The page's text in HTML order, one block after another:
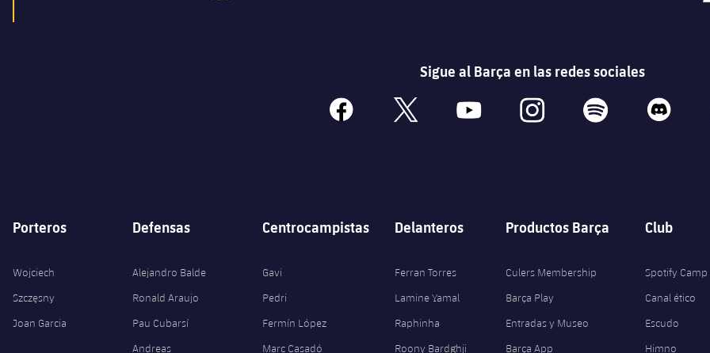
Sigue al Barça en las redes sociales
facebook x youtube instagram spotify discord
Porteros
Wojciech
Szczęsny
Joan Garcia
Defensas
Alejandro Balde
Ronald Araujo
Pau Cubarsí
Andreas
Centrocampistas
Gavi
Pedri
Fermín López
Marc Casadó
Delanteros
Ferran Torres
Lamine Yamal
Raphinha
Roony Bardghji
Productos Barça
Culers Membership
Barça Play
Entradas y Museo
Barça App
Club
Spotify Camp
Canal ético
Escudo
Himno